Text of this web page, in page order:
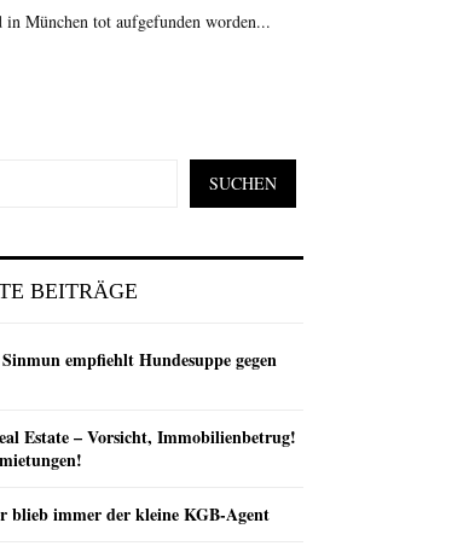
München tot aufgefunden worden...
SUCHEN
BEITRÄGE
empfiehlt Hundesuppe gegen
Estate – Vorsicht, Immobilienbetrug!
blieb immer der kleine KGB-Agent